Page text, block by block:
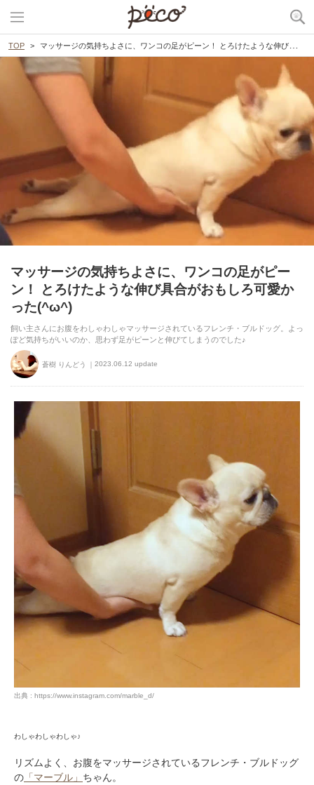
TOP マッサージの気持ちよさに、ワンコの足がピーン！ とろけたような伸び具合がおもしろ可愛かった(^ω^)
マッサージの気持ちよさに、ワンコの足がピー
ン！ とろけたような伸び具合がおもしろ可愛か
った(^ω^)
飼い主さんにお腹をわしゃわしゃマッサージされているフレンチ・ブルドッグ。よっ
ぽど気持ちがいいのか、思わず足がピーンと伸びてしまうのでした♪
蒼樹 りんどう 2023.06.12 update
出典 : https://www.instagram.com/marble_d/
わしゃわしゃわしゃ♪
リズムよく、お腹をマッサージされているフレンチ・ブルドッグ
の 「マーブル」 ちゃん。